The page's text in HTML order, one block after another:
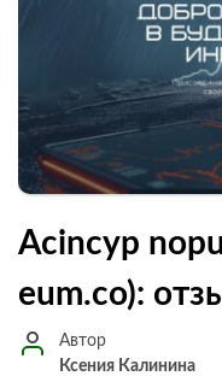
Acincyp
eum.co):
Автор
Ксения Калинина